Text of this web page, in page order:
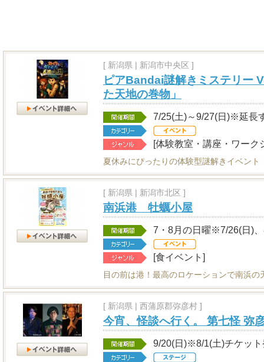
[ 新潟県 | 新潟市中央区 ]
ピアBandai謎解きミステリー
た天地の巻物」
7/25(土)～9/27(日)※延長
[体験教室・講座・ワーク
夏休みにぴったりの体験型謎解きイベント
[ 新潟県 | 新潟市北区 ]
南浜港 牡蠣小屋
7・8月の日曜※7/26(日)
[食イベント]
目の前は港！最高のロケーションで南浜の
[ 新潟県 | 西蒲原郡弥彦村 ]
今宵、怪談へ行く。 第七怪 弥
9/20(日)※8/1(土)チケット